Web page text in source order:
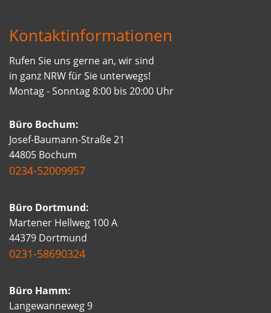
Kontaktinformationen
Rufen Sie uns gerne an, wir sind
in ganz NRW für Sie unterwegs!
Montag - Sonntag 8:00 bis 20:00 Uhr
Büro Bochum:
Josef-Baumann-Straße 21
44805 Bochum
0234-52009957
Büro Dortmund:
Martener Hellweg 100 A
44379 Dortmund
0231-58690324
Büro Hamm:
Langewanneweg 9